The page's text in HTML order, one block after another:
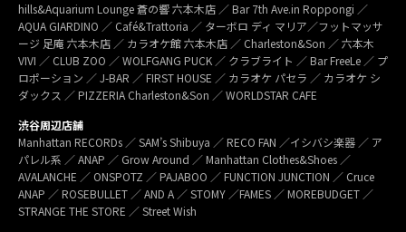
hills&Aquarium Lounge 蒼の響 六本木店 ／ Bar 7th Ave.in Roppongi ／
AQUA GIARDINO ／ Café&Trattoria ／ ターボロ ディ マリア／フットマッサ
ージ 足庵 六本木店 ／ カラオケ館 六本木店 ／ Charleston&Son ／ 六本木
VIVI ／ CLUB ZOO ／ WOLFGANG PUCK ／ クラブライト ／ Bar FreeLe ／ プ
ロポーション ／ J-BAR ／ FIRST HOUSE ／ カラオケ パセラ ／ カラオケ シ
ダックス ／ PIZZERIA Charleston&Son ／ WORLDSTAR CAFE
渋谷周辺店舗
Manhattan RECORDs ／ SAM’s Shibuya ／ RECO FAN ／イシバシ楽器 ／ ア
パレル系 ／ ANAP ／ Grow Around ／ Manhattan Clothes&Shoes ／
AVALANCHE ／ ONSPOTZ ／ PAJABOO ／ FUNCTION JUNCTION ／ Cruce
ANAP ／ ROSEBULLET ／ AND A ／ STOMY ／FAMES ／ MOREBUDGET ／
STRANGE THE STORE ／ Street Wish